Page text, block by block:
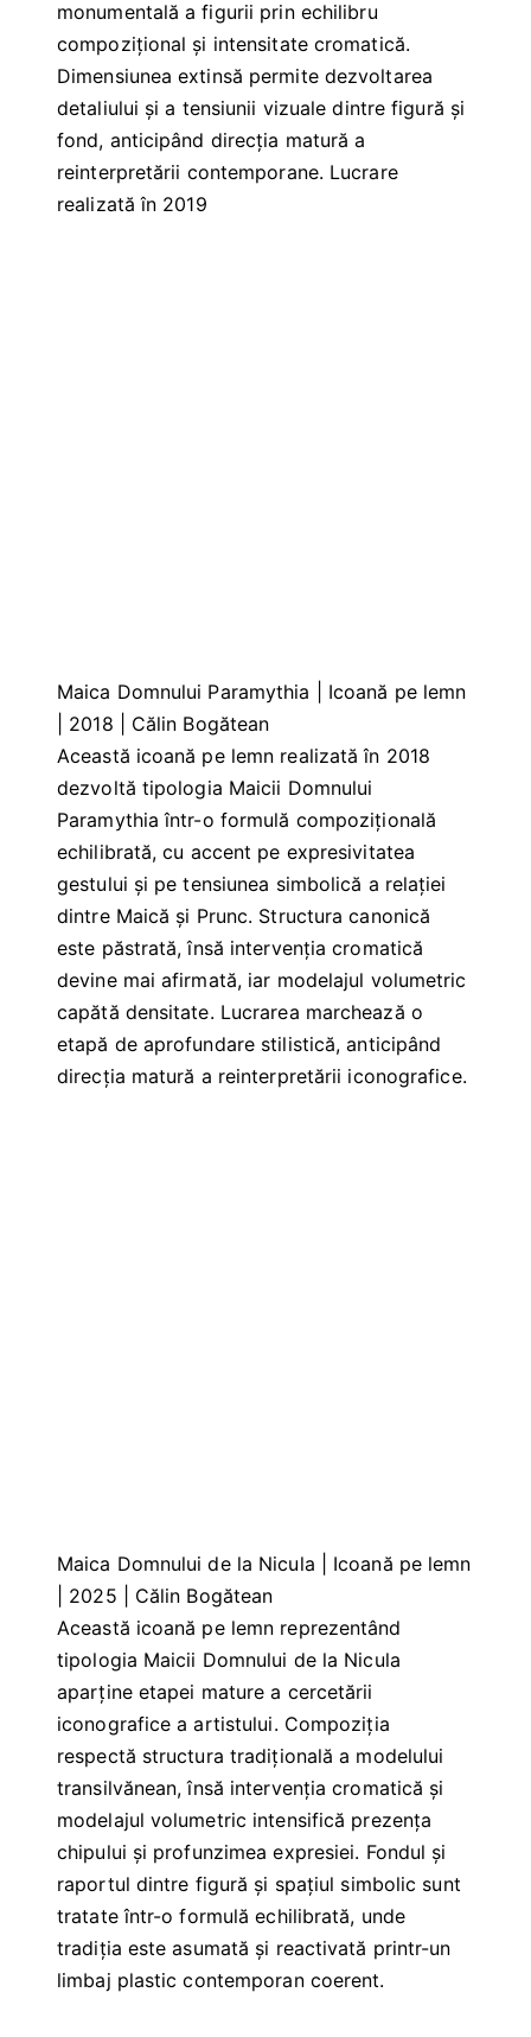
monumentală a figurii prin echilibru
compozițional și intensitate cromatică.
Dimensiunea extinsă permite dezvoltarea
detaliului și a tensiunii vizuale dintre figură și
fond, anticipând direcția matură a
reinterpretării contemporane. Lucrare
realizată în 2019
Maica Domnului Paramythia | Icoană pe lemn
| 2018 | Călin Bogătean
Această icoană pe lemn realizată în 2018
dezvoltă tipologia Maicii Domnului
Paramythia într-o formulă compozițională
echilibrată, cu accent pe expresivitatea
gestului și pe tensiunea simbolică a relației
dintre Maică și Prunc. Structura canonică
este păstrată, însă intervenția cromatică
devine mai afirmată, iar modelajul volumetric
capătă densitate. Lucrarea marchează o
etapă de aprofundare stilistică, anticipând
direcția matură a reinterpretării iconografice.
Maica Domnului de la Nicula | Icoană pe lemn
| 2025 | Călin Bogătean
Această icoană pe lemn reprezentând
tipologia Maicii Domnului de la Nicula
aparține etapei mature a cercetării
iconografice a artistului. Compoziția
respectă structura tradițională a modelului
transilvănean, însă intervenția cromatică și
modelajul volumetric intensifică prezența
chipului și profunzimea expresiei. Fondul și
raportul dintre figură și spațiul simbolic sunt
tratate într-o formulă echilibrată, unde
tradiția este asumată și reactivată printr-un
limbaj plastic contemporan coerent.